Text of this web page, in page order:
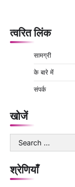
त्वरित लिंक
सामग्री
के बारे में
संपर्क
खोजें
Search
for:
श्रेणियाँ